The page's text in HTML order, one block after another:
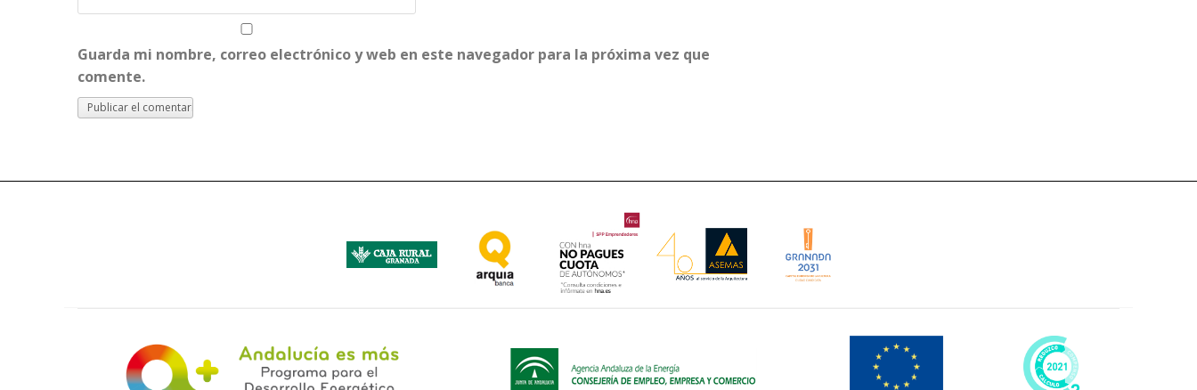
Guarda mi nombre, correo electrónico y web en este navegador para la próxima vez que
comente.